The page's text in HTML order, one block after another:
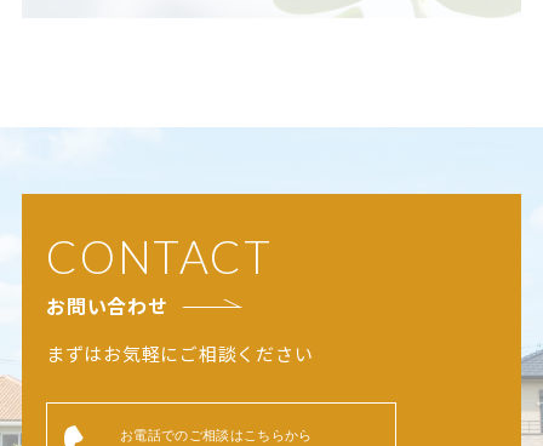
CONTACT
お問い合わせ
まずはお気軽にご相談ください
お電話でのご相談はこちらから